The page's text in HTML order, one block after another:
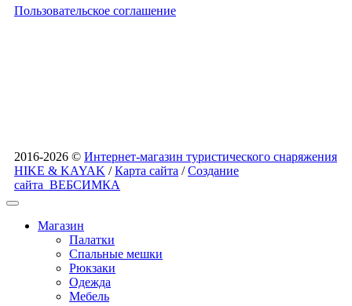
Пользовательское соглашение
2016-2026 © Интернет-магазин туристического снаряжения
HIKE & KAYAK /Карта сайта /Создание
сайта ВЕБСИМКА
Магазин
Палатки
Спальные мешки
Рюкзаки
Одежда
Мебель